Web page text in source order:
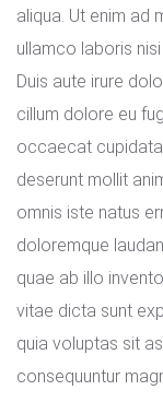
aliqua. Ut enim ad
ullamco laboris
Duis aute irure
cillum dolore eu
occaecat
deserunt mollit
omnis iste natus
doloremque
quae ab illo
vitae dicta sunt
quia voluptas sit
consequuntur